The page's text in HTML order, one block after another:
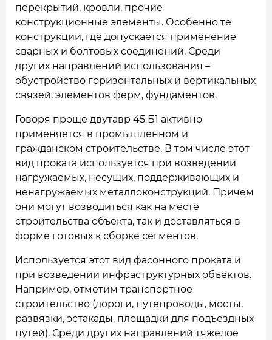
перекрытий, кровли, прочие
конструкционные элементы. Особенно те
конструкции, где допускается применение
сварных и болтовых соединений. Среди
других направлений использования –
обустройство горизонтальных и вертикальных
связей, элементов ферм, фундаментов.
Говоря проще двутавр 45 Б1 активно
применяется в промышленном и
гражданском строительстве. В том числе этот
вид проката используется при возведении
нагружаемых, несущих, поддерживающих и
ненагружаемых металлоконструкций. Причем
они могут возводиться как на месте
строительства объекта, так и доставляться в
форме готовых к сборке сегментов.
Используется этот вид фасонного проката и
при возведении инфраструктурных объектов.
Например, отметим транспортное
строительство (дороги, путепроводы, мосты,
развязки, эстакады, площадки для подъездных
путей). Среди других направлений тяжелое